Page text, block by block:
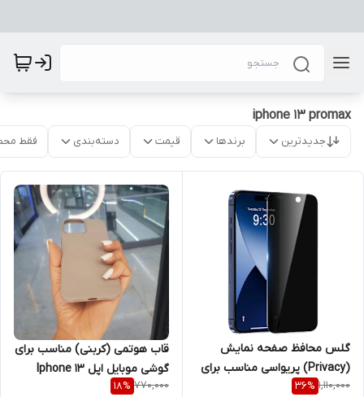
iphone 13 promax
جدیدترین برندها قیمت دسته‌بندی فقط
گلس محافظ صفحه نمایش
(Privacy) پریواسی مناسب برای
1,110,000
36%
قاب هوتمی (کربنی) مناسب برای
گوشی موبایل اپل Iphone 13
ProMax
770,000
18%